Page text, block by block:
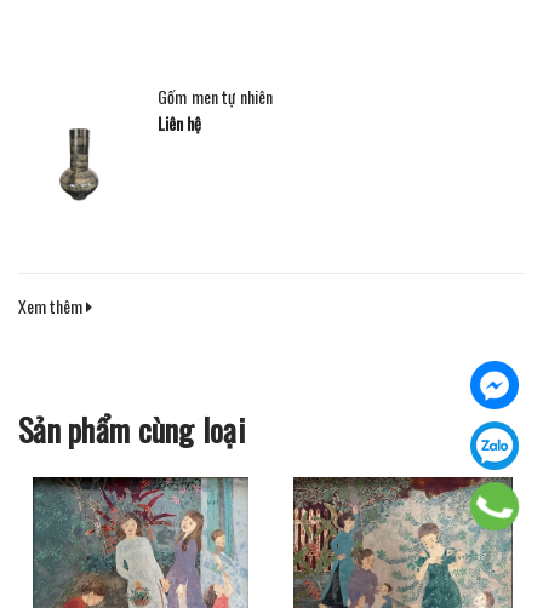
Gốm men tự nhiên
Liên hệ
Xem thêm
Sản phẩm cùng loại